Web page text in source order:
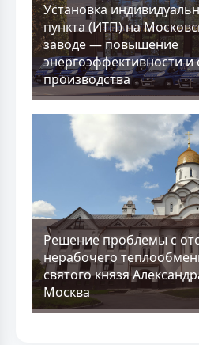
Установка
пункта (ИТП) на
заводе — повышение
энергоэффективности и
производства
Решение проблемы с
нерабочего
святого князя
Москва